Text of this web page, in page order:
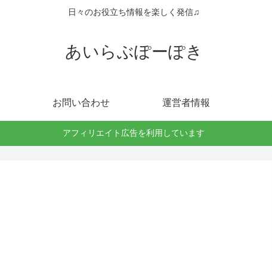
日々のお役立ち情報を楽しく発信♫
あいらぶぽーぽき
お問い合わせ 運営者情報
アフィリエイト広告を利用しています